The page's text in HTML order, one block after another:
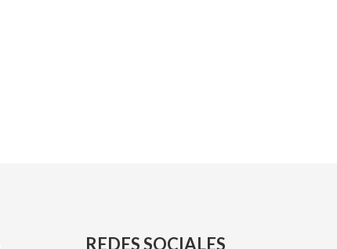
REDES SOCIALES